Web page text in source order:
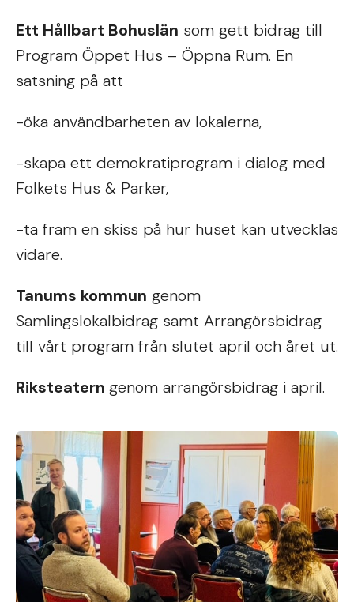
Ett Hållbart Bohuslän som gett bidrag till
Program Öppet Hus – Öppna Rum. En
satsning på att
-öka användbarheten av lokalerna,
-skapa ett demokratiprogram i dialog med
Folkets Hus & Parker,
-ta fram en skiss på hur huset kan utvecklas
vidare.
Tanums kommun genom
Samlingslokalbidrag samt Arrangörsbidrag
till vårt program från slutet april och året ut.
Riksteatern genom arrangörsbidrag i april.